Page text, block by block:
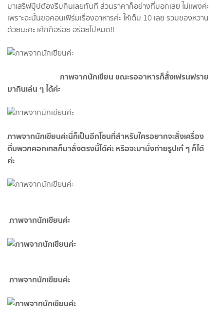
มาเสริฟปุ๊ปต้องรีบกินเลยทันที ส่วนราคาก็อย่างที่บอกเลย ไม่แพงค่ะ
เพราะฉะนั้นขอคอนเฟิร์มเรื่องอาหารค่ะ ให้เต็ม 10 เลย รวมของหวาน
ด้วยนะคะ เค้กก็อร่อย อร่อยไปหมด!!
ภาพจากนักเขียน ขณะรออาหารก็สั่งเฟรนฟราย
มากินเล่น ๆ ได้ค่ะ
ภาพจากนักเขียนค่ะนี่ก็เป็นอีกโซนที่สำหรับใครอยากจะสั่งเครื่อง
ดื่มพวกคอกเทลก็มาสั่งตรงนี้ได้ค่ะ หรือจะมานั่งถ่ายรูปเก๋ ๆ ก็ได้
ค่ะ
ภาพจากนักเขียนค่ะ
ภาพจากนักเขียนค่ะ